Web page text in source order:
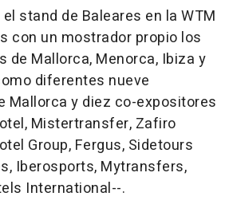
stand de Baleares en la WTM
con un mostrador propio los
de Mallorca, Menorca, Ibiza y
diferentes nueve
Mallorca y diez co-expositores
Mistertransfer, Zafiro
Group, Fergus, Sidetours
Iberosports, Mytransfers,
International--.